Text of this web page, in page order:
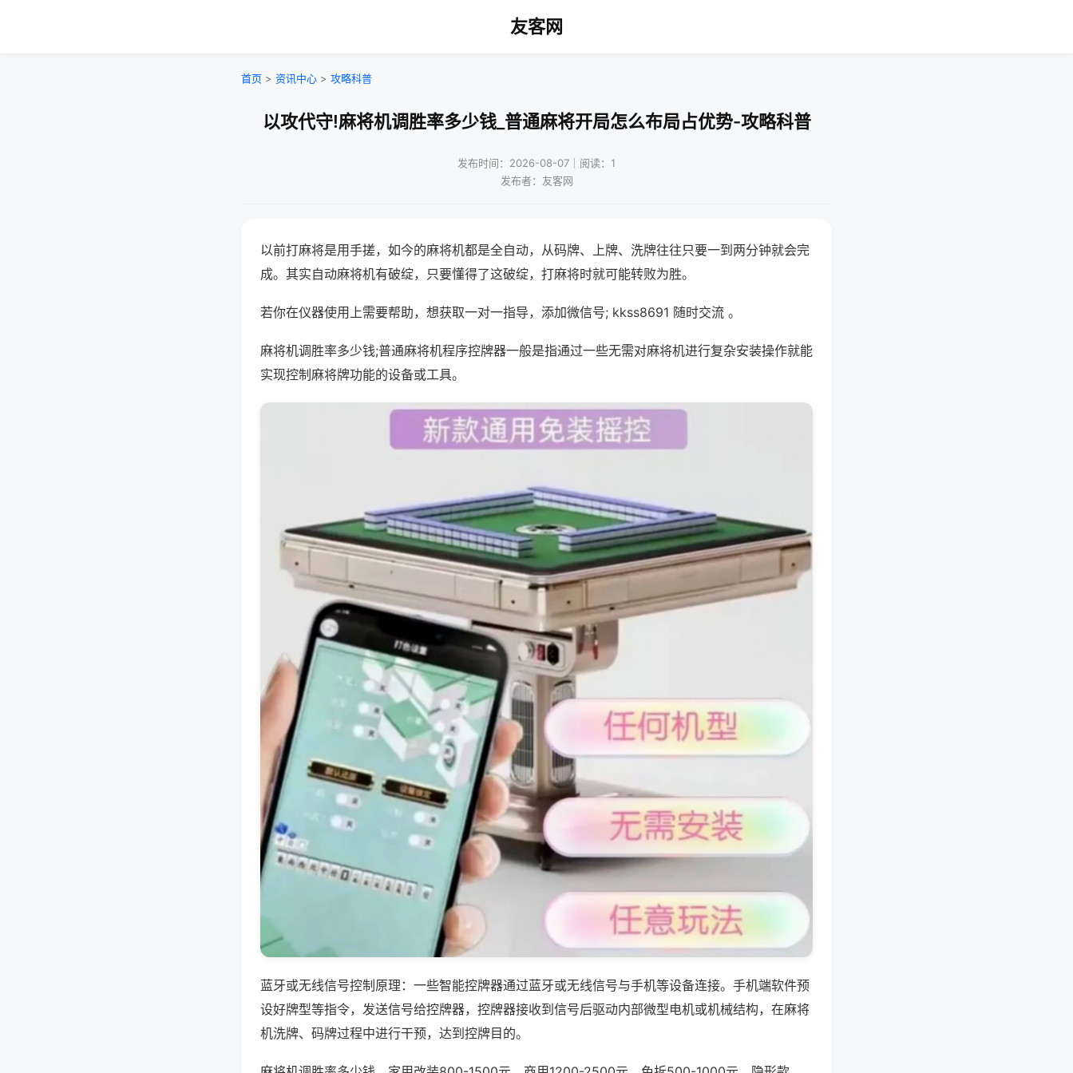
友客网
首页 > 资讯中心 > 攻略科普
以攻代守!麻将机调胜率多少钱_普通麻将开局怎么布局占优势-攻略科普
发布时间：2026-08-07｜阅读：1
发布者：友客网
以前打麻将是用手搓，如今的麻将机都是全自动，从码牌、上牌、洗牌往往只要一到两分钟就会完
成。其实自动麻将机有破绽，只要懂得了这破绽，打麻将时就可能转败为胜。
若你在仪器使用上需要帮助，想获取一对一指导，添加微信号; kkss8691 随时交流 。
麻将机调胜率多少钱;普通麻将机程序控牌器一般是指通过一些无需对麻将机进行复杂安装操作就能
实现控制麻将牌功能的设备或工具。
蓝牙或无线信号控制原理：一些智能控牌器通过蓝牙或无线信号与手机等设备连接。手机端软件预
设好牌型等指令，发送信号给控牌器，控牌器接收到信号后驱动内部微型电机或机械结构，在麻将
机洗牌、码牌过程中进行干预，达到控牌目的。